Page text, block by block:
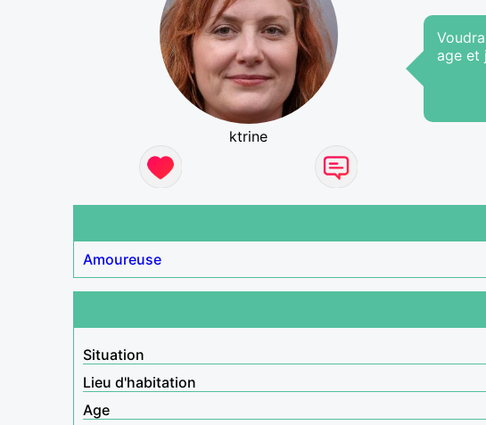
ktrine
age et
Amoureuse
Situation
Lieu d'habitation
Age